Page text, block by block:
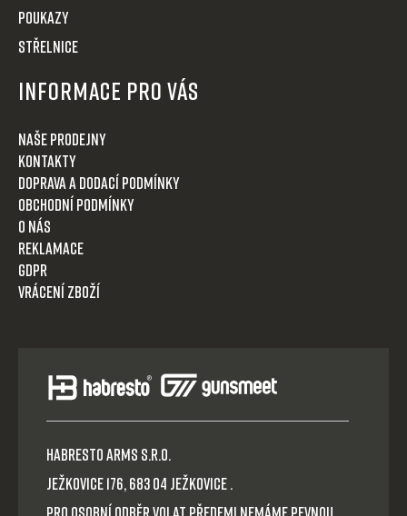
POUKAZY
STŘELNICE
Informace pro Vás
Naše prodejny
Kontakty
Doprava a dodací podmínky
Obchodní podmínky
O nás
Reklamace
GDPR
Vrácení zboží
HABRESTO ARMS s.r.o.
Ježkovice 176, 683 04 Ježkovice .